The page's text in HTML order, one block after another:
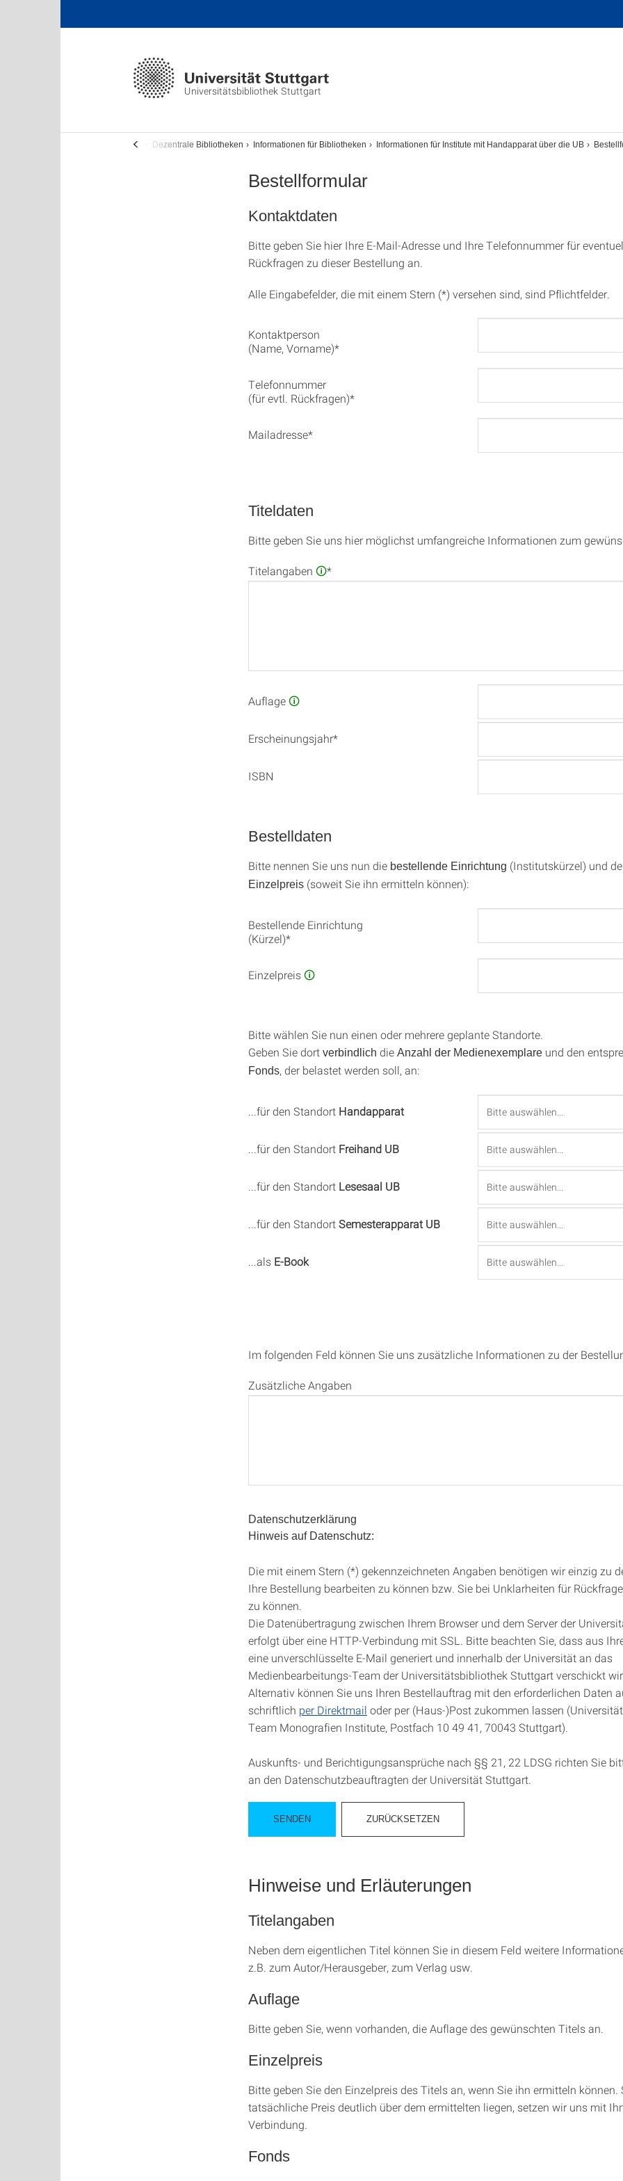
Universitätsbibliothek Stuttgart
Die UB Dezentrale Bibliotheken Informationen für Bibliotheken Informationen für Institute mit Handapparat über die UB
Bestellformular
Kontaktdaten
Bitte geben Sie hier Ihre E-Mail-Adresse und Ihre Telefonnummer für
Rückfragen zu dieser Bestellung an.
Alle Eingabefelder, die mit einem Stern (*) versehen sind, sind Pflichtfelder.
Kontaktperson
(Name, Vorname)*
Telefonnummer
(für evtl. Rückfragen)*
Mailadresse*
Titeldaten
Bitte geben Sie uns hier möglichst umfangreiche Informationen zum
Titelangaben 🛈*
Auflage🛈
Erscheinungsjahr*
ISBN
Bestelldaten
Bitte nennen Sie uns nun die bestellende Einrichtung (Institutskürzel) und
Einzelpreis (soweit Sie ihn ermitteln können):
Bestellende Einrichtung
(Kürzel)*
Einzelpreis🛈
Bitte wählen Sie nun einen oder mehrere geplante Standorte.
Geben Sie dort verbindlich die Anzahl der Medienexemplare und den
Fonds, der belastet werden soll, an:
...für den Standort Handapparat
...für den Standort Freihand UB
...für den Standort Lesesaal UB
...für den StandortSemesterapparat UB
...als E-Book
Im folgenden Feld können Sie uns zusätzliche Informationen zu der
Zusätzliche Angaben
Datenschutzerklärung
Hinweis auf Datenschutz:
Die mit einem Stern (*) gekennzeichneten Angaben benötigen wir einzig zu
Ihre Bestellung bearbeiten zu können bzw. Sie bei Unklarheiten für
zu können.
Die Datenübertragung zwischen Ihrem Browser und dem Server der
erfolgt über eine HTTP-Verbindung mit SSL. Bitte beachten Sie, dass aus
eine unverschlüsselte E-Mail generiert und innerhalb der Universität an das
Medienbearbeitungs-Team der Universitätsbibliothek Stuttgart verschickt
Alternativ können Sie uns Ihren Bestellauftrag mit den erforderlichen Daten
schriftlich per Direktmail oder per (Haus-)Post zukommen lassen
Team Monografien Institute, Postfach 10 49 41, 70043 Stuttgart).
Auskunfts- und Berichtigungsansprüche nach §§ 21, 22 LDSG richten Sie
an den Datenschutzbeauftragten der Universität Stuttgart.
Hinweise und Erläuterungen
Titelangaben
Neben dem eigentlichen Titel können Sie in diesem Feld weitere
z.B. zum Autor/Herausgeber, zum Verlag usw.
Auflage
Bitte geben Sie, wenn vorhanden, die Auflage des gewünschten Titels an.
Einzelpreis
Bitte geben Sie den Einzelpreis des Titels an, wenn Sie ihn ermitteln können.
tatsächliche Preis deutlich über dem ermittelten liegen, setzen wir uns mit
Verbindung.
Fonds